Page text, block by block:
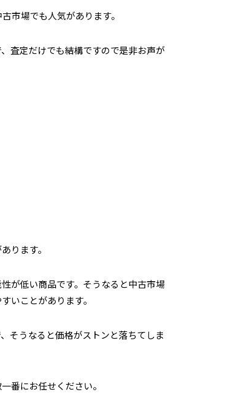
市場でも人気があります。
査定だけでも結構ですので是非お声が
ります。
が低い商品です。そうなると中古市場
いことがあります。
そうなると価格がストンと落ちてしま
番にお任せください。